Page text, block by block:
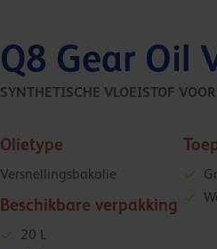
Q8 Gear Oil
SYNTHETISCHE VLOEISTOF
Olietype
Versnellingsbakolie
Beschikbare verpakking
20 L